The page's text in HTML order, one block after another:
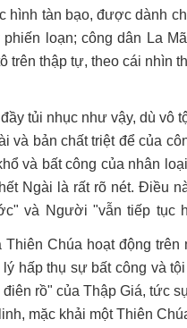
tàn bạo, được dành
loạn; công dân La
thập tự, theo cái nhìn
tủi nhục như vậy, dù vô
và bản chất triệt để của
và bất công của nhân
Ngài là rất rõ nét. Điều
và Người "vẫn tiếp tục
Chúa hoạt động
hấp thụ sự bất công và
rồ" của Thập Giá, tức
mặc khải một Thiên